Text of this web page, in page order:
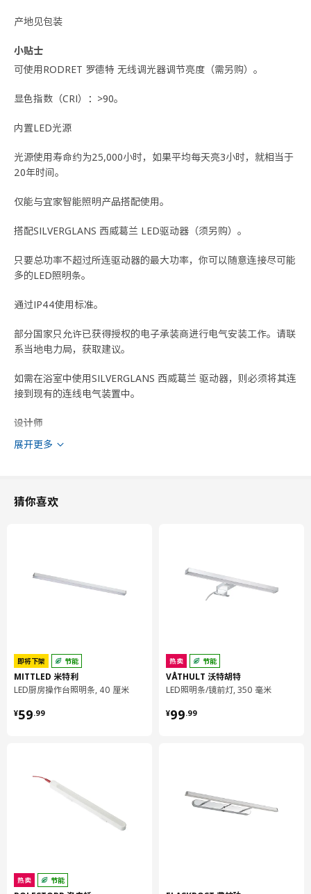
产地见包装
小贴士
可使用RODRET 罗德特 无线调光器调节亮度（需另购）。
显色指数（CRI）：>90。
内置LED光源
光源使用寿命约为25,000小时，如果平均每天亮3小时，就相当于
20年时间。
仅能与宜家智能照明产品搭配使用。
搭配SILVERGLANS 西威葛兰 LED驱动器（须另购）。
只要总功率不超过所连驱动器的最大功率，你可以随意连接尽可能
多的LED照明条。
通过IP44使用标准。
部分国家只允许已获得授权的电子承装商进行电气安装工作。请联
系当地电力局，获取建议。
如需在浴室中使用SILVERGLANS 西威葛兰 驱动器，则必须将其连
接到现有的连线电气装置中。
设计师
IKEA of Sweden
商品尺寸
包装信息
包装数量
高度
3 厘米
容量
0.33 公斤
保养说明
展开更多
猜你喜欢
即将下架 节能
MITTLED 米特利
LED厨房操作台照明条, 40 厘米
¥59.99
¥ 59.99
热卖 节能
热卖 节能
VÅTHULT 沃特胡特
LED照明条/镜前灯, 350 毫米
¥99.99
¥ 99.99